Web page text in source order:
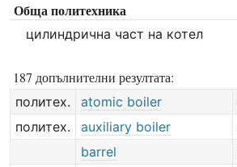
Обща политехника
цилиндрична част на котел
187 допълнителни резултата:
политех. atomic boiler
политех.
auxiliary boiler
barrel